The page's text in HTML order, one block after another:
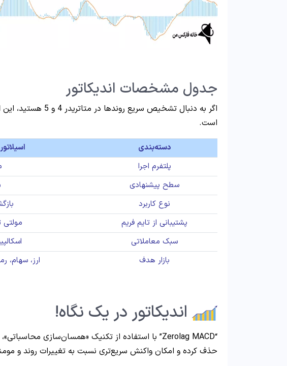
جدول مشخصات اندیکاتور
اگر به دنبال تشخیص
است.
دسته‌بندی
پلتفرم اجرا
سطح پیشنهادی
نوع کاربرد
پشتیبانی از تایم فریم
مولتی
سبک معاملاتی
بازار هدف
ارز، سهام،
اندیکاتور در یک نگاه!
حذف کرده و امکان واکنش سریع‌تری نسبت به تغییرات روند و